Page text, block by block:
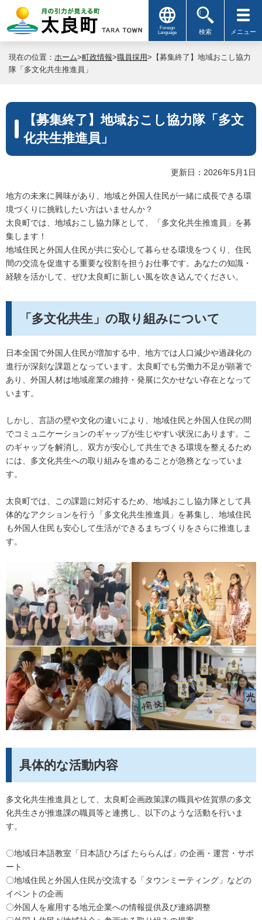
Foreign
Language
検索 メニュー
現在の位置： ホーム>町政情報>職員採用>【募集終了】地域おこし協力
隊「多文化共生推進員」
【募集終了】地域おこし協力隊「多文
化共生推進員」
更新日：2026年5月1日
地方の未来に興味があり、地域と外国人住民が一緒に成長できる環
境づくりに挑戦したい方はいませんか？
太良町では、地域おこし協力隊として、「多文化共生推進員」を募
集します！
地域住民と外国人住民が共に安心して暮らせる環境をつくり、住民
間の交流を促進する重要な役割を担うお仕事です。あなたの知識・
経験を活かして、ぜひ太良町に新しい風を吹き込んでください。
「多文化共生」の取り組みについて
日本全国で外国人住民が増加する中、地方では人口減少や過疎化の
進行が深刻な課題となっています。太良町でも労働力不足が顕著で
あり、外国人材は地域産業の維持・発展に欠かせない存在となって
います。
しかし、言語の壁や文化の違いにより、地域住民と外国人住民の間
でコミュニケーションのギャップが生じやすい状況にあります。こ
のギャップを解消し、双方が安心して共生できる環境を整えるため
には、多文化共生への取り組みを進めることが急務となっていま
す。
太良町では、この課題に対応するため、地域おこし協力隊として具
体的なアクションを行う「多文化共生推進員」を募集し、地域住民
も外国人住民も安心して生活ができるまちづくりをさらに推進しま
す。
具体的な活動内容
多文化共生推進員として、太良町企画政策課の職員や佐賀県の多文
化共生さが推進課の職員等と連携し、以下のような活動を行いま
す。
〇地域日本語教室「日本語ひろば たららんば」の企画・運営・サポ
ート
〇地域住民と外国人住民が交流する「タウンミーティング」などの
イベントの企画
〇外国人を雇用する地元企業への情報提供及び連絡調整